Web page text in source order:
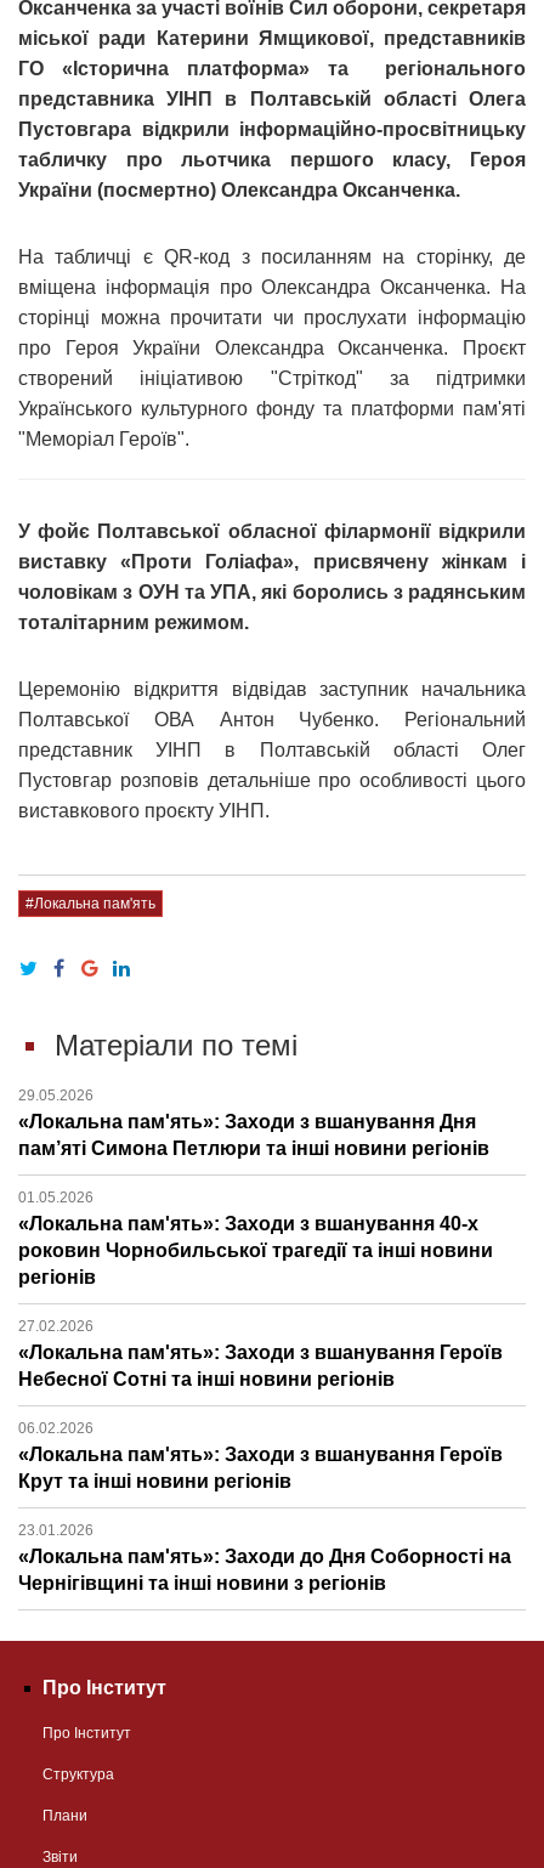
Оксанченка за участі воїнів Сил оборони, секретаря
міської ради Катерини Ямщикової, представників
ГО «Історична платформа» та регіонального
представника УІНП в Полтавській області Олега
Пустовгара відкрили інформаційно-просвітницьку
табличку про льотчика першого класу, Героя
України (посмертно) Олександра Оксанченка.
На табличці є QR-код з посиланням на сторінку, де
вміщена інформація про Олександра Оксанченка. На
сторінці можна прочитати чи прослухати інформацію
про Героя України Олександра Оксанченка. Проєкт
створений ініціативою "Стріткод" за підтримки
Українського культурного фонду та платформи пам'яті
"Меморіал Героїв".
У фойє Полтавської обласної філармонії відкрили
виставку «Проти Голіафа», присвячену жінкам і
чоловікам з ОУН та УПА, які боролись з радянським
тоталітарним режимом.
Церемонію відкриття відвідав заступник начальника
Полтавської ОВА Антон Чубенко. Регіональний
представник УІНП в Полтавській області Олег
Пустовгар розповів детальніше про особливості цього
виставкового проєкту УІНП.
#Локальна пам'ять
Матеріали по темі
29.05.2026
«Локальна пам'ять»: Заходи з вшанування Дня
пам’яті Симона Петлюри та інші новини регіонів
01.05.2026
«Локальна пам'ять»: Заходи з вшанування 40-х
роковин Чорнобильської трагедії та інші новини
регіонів
27.02.2026
«Локальна пам'ять»: Заходи з вшанування Героїв
Небесної Сотні та інші новини регіонів
06.02.2026
«Локальна пам'ять»: Заходи з вшанування Героїв
Крут та інші новини регіонів
23.01.2026
«Локальна пам'ять»: Заходи до Дня Соборності на
Чернігівщині та інші новини з регіонів
Про Інститут
Про Інститут
Структура
Плани
Звіти